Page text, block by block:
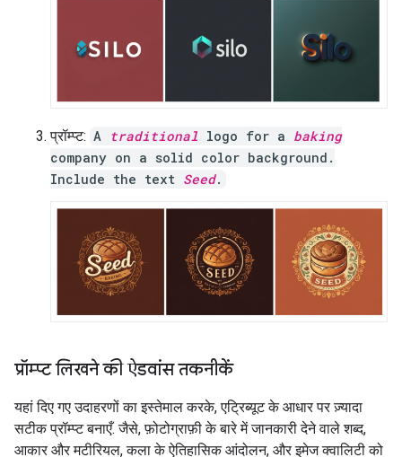
प्रॉम्प्ट: A traditional logo for a baking
company on a solid color background.
Include the text Seed.
प्रॉम्प्ट लिखने की ऐडवांस तकनीकें
यहां दिए गए उदाहरणों का इस्तेमाल करके, एट्रिब्यूट के आधार पर ज़्यादा
सटीक प्रॉम्प्ट बनाएँ. जैसे, फ़ोटोग्राफ़ी के बारे में जानकारी देने वाले शब्द,
आकार और मटीरियल, कला के ऐतिहासिक आंदोलन, और इमेज क्वालिटी को